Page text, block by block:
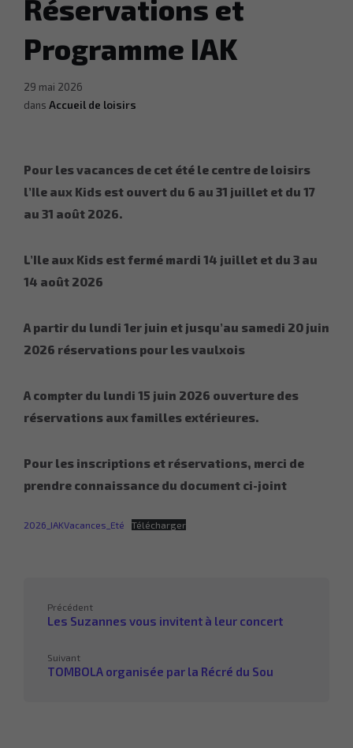
Réservations et
Programme IAK
29 mai 2026
dans Accueil de loisirs
Pour les vacances de cet été le centre de loisirs
l’Ile aux Kids est ouvert du 6 au 31 juillet et du 17
au 31 août 2026.
L’Ile aux Kids est fermé mardi 14 juillet et du 3 au
14 août 2026
A partir du lundi 1er juin et jusqu’au samedi 20 juin
2026 réservations pour les vaulxois
A compter du lundi 15 juin 2026 ouverture des
réservations aux familles extérieures.
Pour les inscriptions et réservations, merci de
prendre connaissance du document ci-joint
2026_IAKVacances_Eté Télécharger
Précédent
Les Suzannes vous invitent à leur concert
Suivant
TOMBOLA organisée par la Récré du Sou